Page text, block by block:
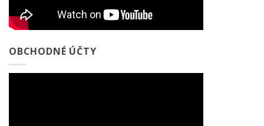
OBCHODNÉ ÚČTY